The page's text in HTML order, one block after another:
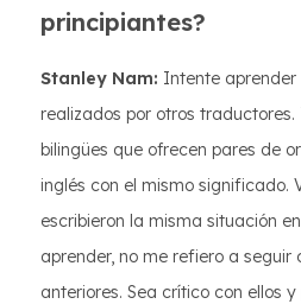
principiantes?
Stanley Nam: Intente aprender
realizados por otros
bilingües que ofrecen pares de
inglés con el mismo significado.
escribieron la misma situación
aprender, no me refiero a seguir
anteriores. Sea crítico con ellos